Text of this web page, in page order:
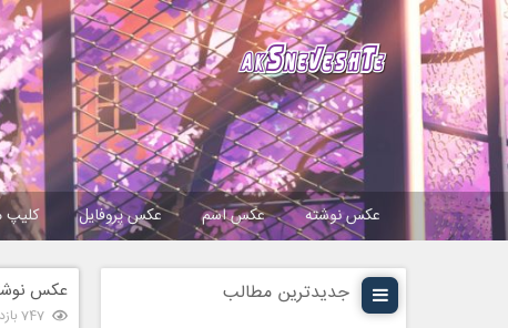
عکس نوشته عکس اسم عکس پروفایل کلیپ
جدیدترین مطالب عکس
747 بازدید